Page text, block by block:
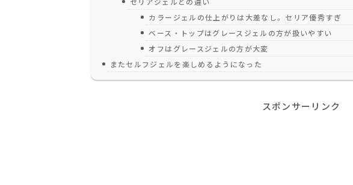
カラージェルの仕上がりは大差なし。セリア優秀すぎ
ベース・トップはグレースジェルの方が扱いやすい
オフはグレースジェルの方が大変
またセルフジェルを楽しめるようになった
スポンサーリンク